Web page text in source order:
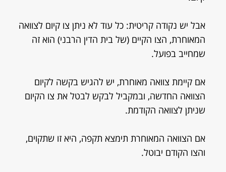
אבל יש נקודה קריטית: כל עוד לא ניתן צו קיום לצוואה
המאוחרת, הצו הקיים (של בית הדין הרבני) הוא זה
שמחייב בפועל.
אם קיימת צוואה מאוחרת, יש להגיש בקשה לקיום
הצוואה החדשה, ובמקביל לבקש לבטל את צו הקיום
שניתן לצוואה הקודמת.
אם הצוואה המאוחרת תימצא תקפה, היא זו שתקוים,
והצו הקודם יבוטל.